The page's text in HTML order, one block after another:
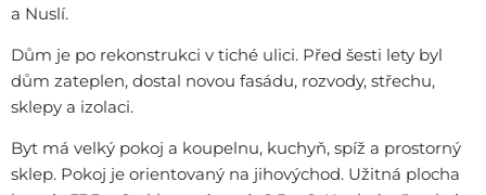
a Nuslí.
Dům je po rekonstrukci v tiché ulici. Před šesti lety byl
dům zateplen, dostal novou fasádu, rozvody, střechu,
sklepy a izolaci.
Byt má velký pokoj a koupelnu, kuchyň, spíž a prostorný
sklep. Pokoj je orientovaný na jihovýchod. Užitná plocha